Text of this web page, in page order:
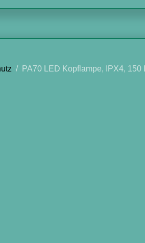
PA70 LED Kopflampe,